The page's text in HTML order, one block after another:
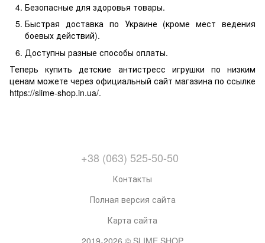
Безопасные для здоровья товары.
Быстрая доставка по Украине (кроме мест ведения
боевых действий).
Доступны разные способы оплаты.
Теперь купить детские антистресс игрушки по низким
ценам можете через официальный сайт магазина по ссылке
https://slime-shop.in.ua/.
+38 (063) 525-50-50
Контакты
Полная версия сайта
Карта сайта
2019-2026 © SLIME SHOP